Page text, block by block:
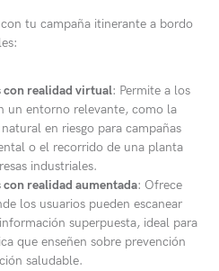
tu campaña itinerante a bordo
con realidad virtual: Permite a los
un entorno relevante, como la
en riesgo para campañas
o el recorrido de una planta
industriales.
realidad aumentada: Ofrece
los usuarios pueden escanear
superpuesta, ideal para
que enseñen sobre prevención
saludable.